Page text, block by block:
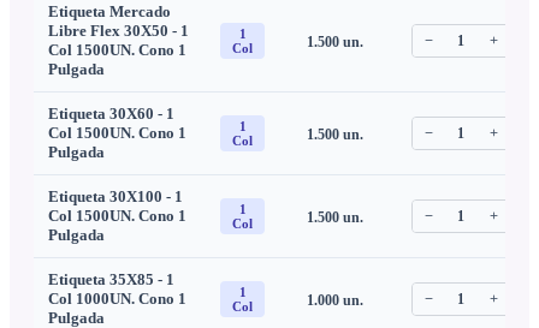
Etiqueta Mercado
Libre Flex 30X50 - 1
Col 1500UN. Cono 1
Pulgada
1
Col
1.500un. − 1 +
Etiqueta 30X60 - 1
Col 1500UN. Cono 1
Pulgada
1
Col
1.500un. − 1 +
Etiqueta 30X100 - 1
Col 1500UN. Cono 1
Pulgada
1
Col
1.500un. − 1 +
Etiqueta 35X85 - 1
Col 1000UN. Cono 1
Pulgada
1
Col
1.000un. − 1 +